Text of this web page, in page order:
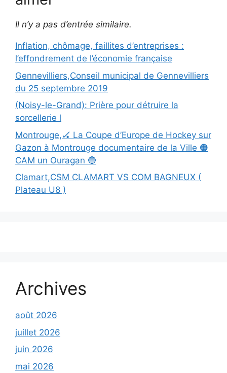
Il n’y a pas d’entrée similaire.
Inflation, chômage, faillites d’entreprises :
l’effondrement de l’économie française
Gennevilliers,Conseil municipal de Gennevilliers
du 25 septembre 2019
(Noisy-le-Grand): Prière pour détruire la
sorcellerie l
Montrouge,🏑 La Coupe d’Europe de Hockey sur
Gazon à Montrouge documentaire de la Ville 🟠
CAM un Ouragan 🔵
Clamart,CSM CLAMART VS COM BAGNEUX (
Plateau U8 )
Archives
août 2026
juillet 2026
juin 2026
mai 2026